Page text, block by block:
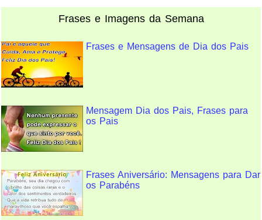
Frases e Imagens da Semana
Frases e Mensagens de Dia dos Pais
Mensagem Dia dos Pais, Frases para
os Pais
Frases Aniversário: Mensagens para Dar
os Parabéns